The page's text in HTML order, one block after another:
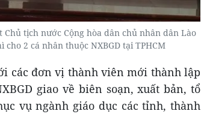
tịch nước Cộng hòa dân chủ nhân dân Lào
2 cá nhân thuộc NXBGD tại TPHCM
các đơn vị thành viên mới thành lập
giao về biên soạn, xuất bản, tổ
vụ ngành giáo dục các tỉnh, thành